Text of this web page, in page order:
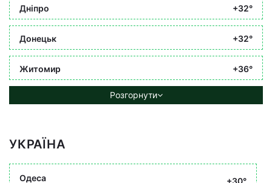
Дніпро +32°
Донецьк +32°
Житомир +36°
Розгорнути
УКРАЇНА
Одеса +30°